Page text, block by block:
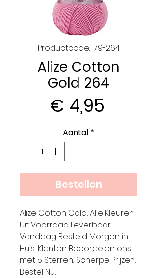
Productcode: 179-264
Alize Cotton
Gold 264
€ 4,95
Aantal *
Bestellen
Alize Cotton Gold.. Alle Kleuren
Uit Voorraad Leverbaar..
Vandaag Besteld Morgen in
Huis.. Klanten Beoordelen ons
met 5 Sterren.. Scherpe Prijzen..
Bestel Nu..